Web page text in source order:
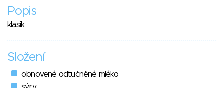
Popis
klasik
Složení
obnovené odtučněné mléko
sýry